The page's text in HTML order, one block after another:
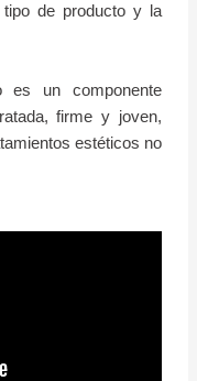
de producto y la
es un componente
firme y joven,
estéticos no